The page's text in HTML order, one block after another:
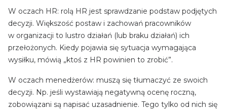
W oczach HR: rolą HR jest sprawdzanie podstaw podjętych
decyzji. Większość postaw i zachowań pracowników
w organizacji to lustro działań (lub braku działań) ich
przełożonych. Kiedy pojawia się sytuacja wymagająca
wysiłku, mówią „ktoś z HR powinien to zrobić”.
W oczach menedżerów: muszą się tłumaczyć ze swoich
decyzji. Np. jeśli wystawiają negatywną ocenę roczną,
zobowiązani są napisać uzasadnienie. Tego tylko od nich się